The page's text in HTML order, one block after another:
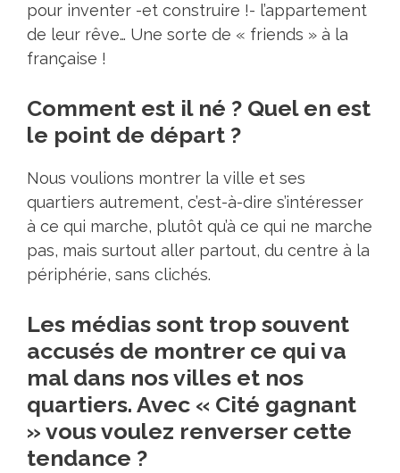
pour inventer -et construire !- l’appartement
de leur rêve… Une sorte de « friends » à la
française !
Comment est il né ? Quel en est
le point de départ ?
Nous voulions montrer la ville et ses
quartiers autrement, c’est-à-dire s’intéresser
à ce qui marche, plutôt qu’à ce qui ne marche
pas, mais surtout aller partout, du centre à la
périphérie, sans clichés.
Les médias sont trop souvent
accusés de montrer ce qui va
mal dans nos villes et nos
quartiers. Avec « Cité gagnant
» vous voulez renverser cette
tendance ?